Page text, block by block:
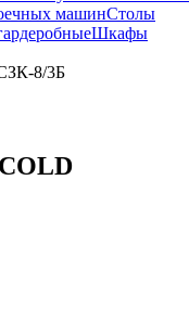
машинСтолы
Шкафы
8/3Б